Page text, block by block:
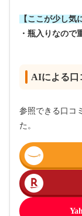
【ここが少し気
・瓶入りなので
AIによる口
参照できる口コ
た。